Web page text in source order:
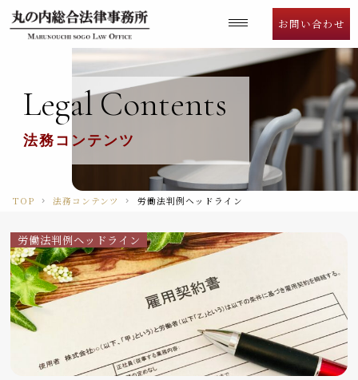
お問い合わせ
Language
LegalContents
法務コンテンツ
TOP 法務コンテンツ 労働法判例ヘッドライン
労働法判例ヘッドライン